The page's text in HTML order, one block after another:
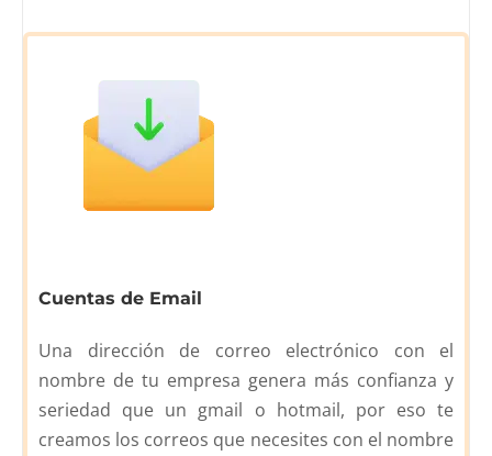
Cuentas de Email
Una dirección de correo electrónico con el
nombre de tu empresa genera más confianza y
seriedad que un gmail o hotmail, por eso te
creamos los correos que necesites con el nombre